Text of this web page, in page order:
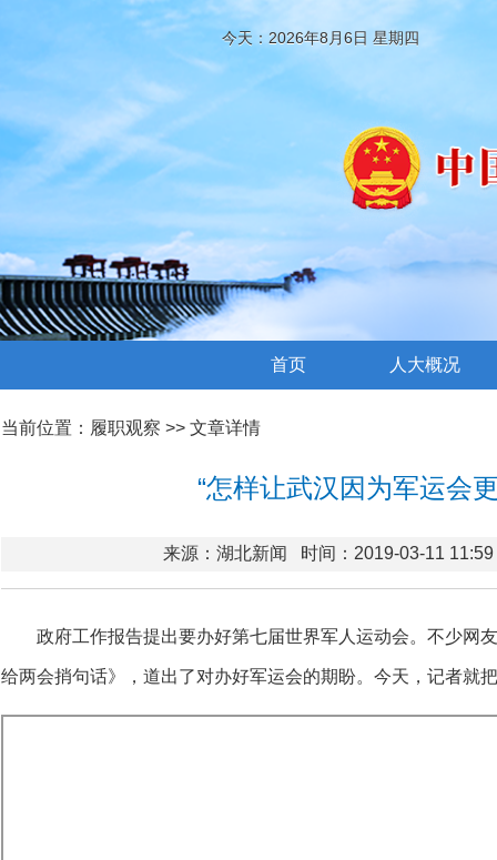
今天：2026年8月6日 星期四
首页 人大概况
当前位置： 履职观察 >> 文章详情
“怎样让武汉因为军运会
来源：湖北新闻 时间：2019-03-11 11:59
政府工作报告提出要办好第七届世界军人运动会。不少网
给两会捎句话》，道出了对办好军运会的期盼。今天，记者就